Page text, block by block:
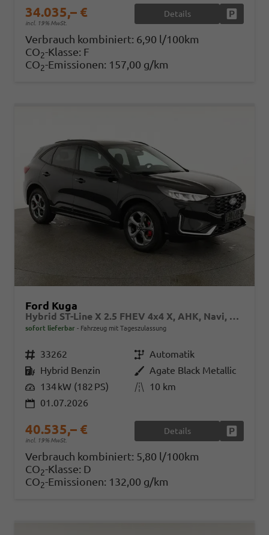
34.035,– €
incl. 19% MwSt.
Details
Verbrauch kombiniert: 6,90 l/100km
CO2-Klasse: F
CO2-Emissionen: 157,00 g/km
Ford Kuga
Hybrid ST-Line X 2.5 FHEV 4x4 X, AHK, Navi, AreaView, Sound, Side, el. Klappe, Winter, 5 J.-Garantie
sofort lieferbar Fahrzeug mit Tageszulassung
Fahrzeugnr. 33262 GetriebeAutomatik
Kraftstoff Hybrid Benzin AußenfarbeAgate Black Metallic
Leistung 134 kW (182 PS) Kilometerstand 10 km
01.07.2026
40.535,– €
incl. 19% MwSt.
Details
Verbrauch kombiniert: 5,80 l/100km
CO2-Klasse: D
CO2-Emissionen: 132,00 g/km